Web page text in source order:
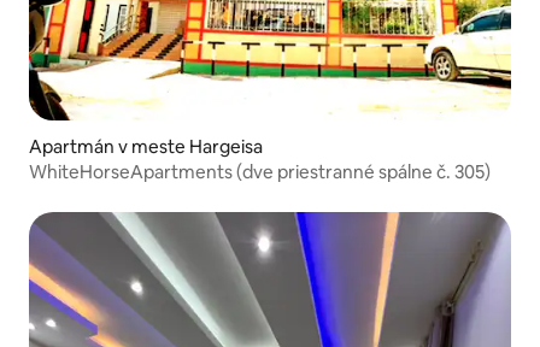
Apartmán v meste Hargeisa
WhiteHorseApartments (dve priestranné spálne č. 305)